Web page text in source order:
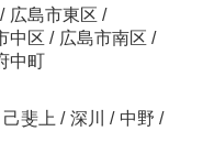
/ 広島市東区 /
中区 / 広島市南区 /
中町
己斐上 / 深川 / 中野 /